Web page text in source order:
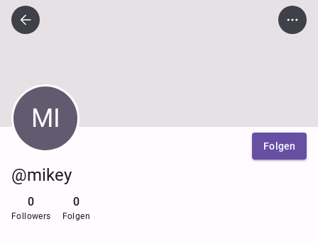
MI
Folgen
@mikey
0
Followers
0
Folgen